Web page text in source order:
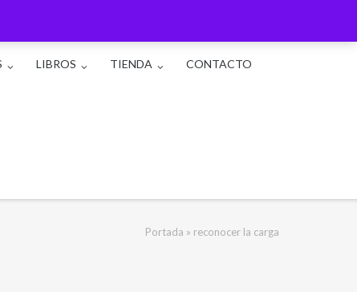
LIBROS TIENDA CONTACTO
Portada » reconocer la carga